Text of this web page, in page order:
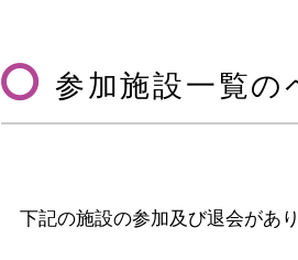
参加施設一覧の
下記の施設の参加及び退会があ